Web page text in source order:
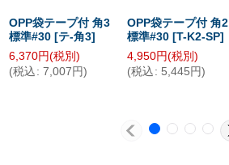
OPP袋テープ付 角3
標準#30 [テ-角3]
6,370円(税別)
(税込 : 7,007 円)
OPP袋テープ付 角2
標準#30 [T-K2-SP]
4,950円(税別)
(税込 : 5,445 円)